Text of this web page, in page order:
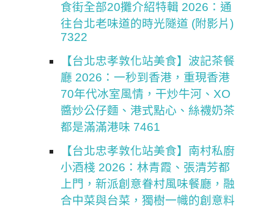
食街全部20攤介紹特輯 2026：通
往台北老味道的時光隧道 (附影片)
7322
【台北忠孝敦化站美食】波記茶餐
廳 2026：一秒到香港，重現香港
70年代冰室風情，干炒牛河、XO
醬炒公仔麵、港式點心、絲襪奶茶
都是滿滿港味 7461
【台北忠孝敦化站美食】南村私廚
小酒棧 2026：林青霞、張清芳都
上門，新派創意眷村風味餐廳，融
合中菜與台菜，獨樹一幟的創意料